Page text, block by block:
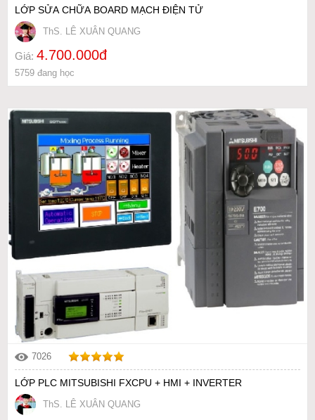
LỚP SỬA CHỮA BOARD MẠCH ĐIỆN TỬ
ThS. LÊ XUÂN QUANG
Giá: 4.700.000đ
5759 đang học
7026
LỚP PLC MITSUBISHI FXCPU + HMI + INVERTER
ThS. LÊ XUÂN QUANG